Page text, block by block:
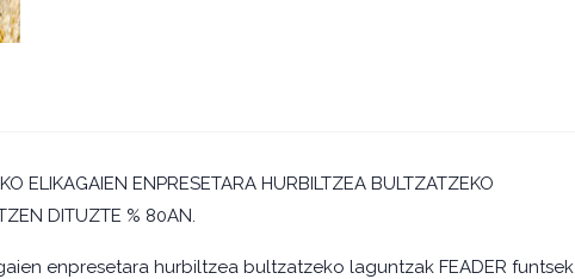
ELIKAGAIEN ENPRESETARA HURBILTZEA BULTZATZEKO
DITUZTE % 80AN.
enpresetara hurbiltzea bultzatzeko laguntzak FEADER funtsek